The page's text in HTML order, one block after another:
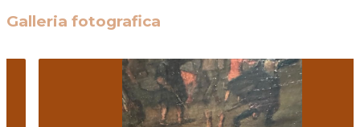
Galleria fotografica